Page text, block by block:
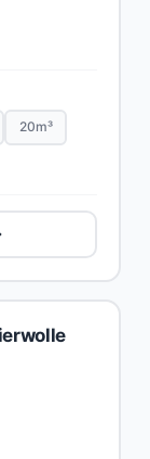
20m³